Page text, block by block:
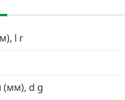
хозяйственные
l r
(мм), d g